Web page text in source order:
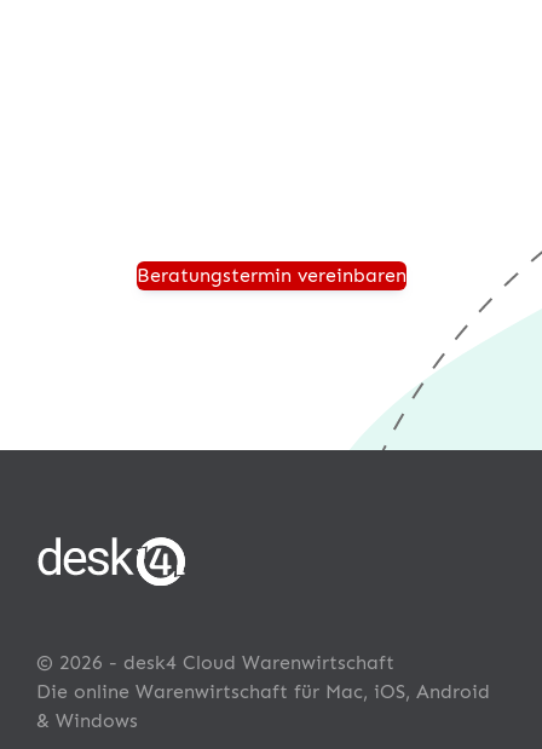
Beratungstermin vereinbaren
© 2026 - desk4 Cloud Warenwirtschaft
Die online Warenwirtschaft für Mac, iOS, Android
& Windows